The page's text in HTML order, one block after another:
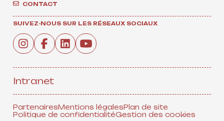
CONTACT
SUIVEZ-NOUS SUR LES RÉSEAUX SOCIAUX
Intranet
PartenairesMentions légalesPlan de site
Politique de confidentialitéGestion des cookies